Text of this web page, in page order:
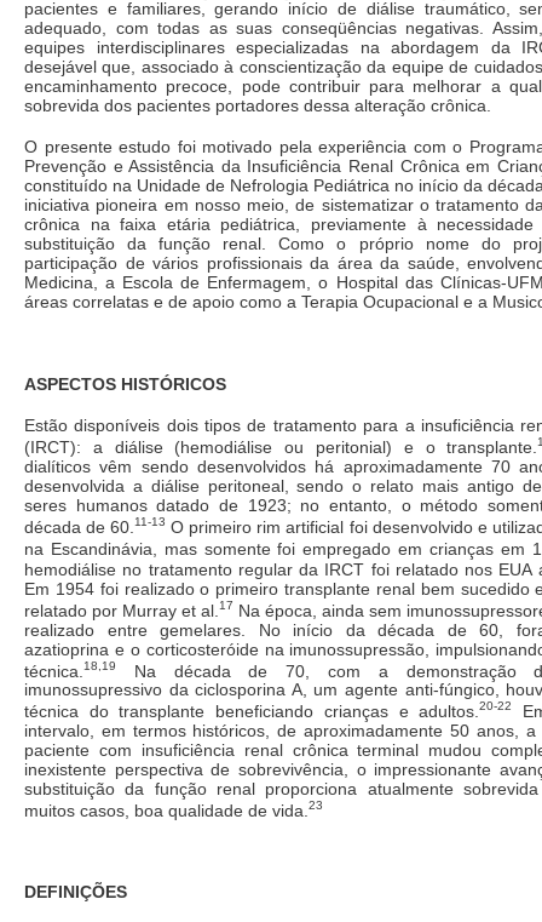
pacientes e familiares, gerando início de diálise traumático,
adequado, com todas as suas conseqüências negativas.
equipes interdisciplinares especializadas na abordagem da
desejável que, associado à conscientização da equipe de
encaminhamento precoce, pode contribuir para melhorar a
sobrevida dos pacientes portadores dessa alteração crônica.
O presente estudo foi motivado pela experiência com o
Prevenção e Assistência da Insuficiência Renal Crônica em
constituído na Unidade de Nefrologia Pediátrica no início da
iniciativa pioneira em nosso meio, de sistematizar o tratamento
crônica na faixa etária pediátrica, previamente à
substituição da função renal. Como o próprio nome do
participação de vários profissionais da área da saúde,
Medicina, a Escola de Enfermagem, o Hospital das Clínicas-
áreas correlatas e de apoio como a Terapia Ocupacional e a
ASPECTOS HISTÓRICOS
Estão disponíveis dois tipos de tratamento para a insuficiência
(IRCT): a diálise (hemodiálise ou peritonial) e o transplante.
dialíticos vêm sendo desenvolvidos há aproximadamente 70
desenvolvida a diálise peritoneal, sendo o relato mais antigo
seres humanos datado de 1923; no entanto, o método
década de 60.11-13 O primeiro rim artificial foi desenvolvido e
na Escandinávia, mas somente foi empregado em crianças em
hemodiálise no tratamento regular da IRCT foi relatado nos EUA
Em 1954 foi realizado o primeiro transplante renal bem sucedido
relatado por Murray et al. 17 Na época, ainda sem
realizado entre gemelares. No início da década de 60,
azatioprina e o corticosteróide na imunossupressão,
técnica. 18,19
Na década de 70, com a demonstração
imunossupressivo da ciclosporina A, um agente anti-fúngico,
técnica do transplante beneficiando crianças e adultos.20-22
intervalo, em termos históricos, de aproximadamente 50 anos,
paciente com insuficiência renal crônica terminal mudou
inexistente perspectiva de sobrevivência, o impressionante
substituição da função renal proporciona atualmente
muitos casos, boa qualidade de vida. 23
DEFINIÇÕES